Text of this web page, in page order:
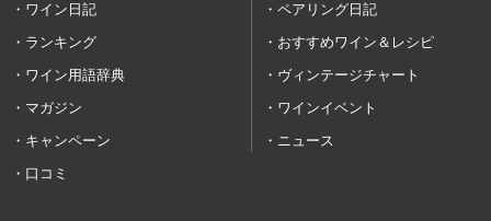
ワイン日記
ペアリング日記
ランキング
おすすめワイン＆レシピ
ワイン用語辞典
ヴィンテージチャート
マガジン
ワインイベント
キャンペーン
ニュース
口コミ